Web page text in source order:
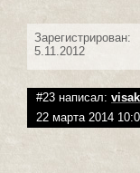
Зарегистрирован:
5.11.2012
#23 написал:
22 марта 2014